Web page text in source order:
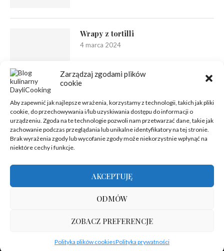
Zarządzaj zgodami plików
cookie
Aby zapewnić jak najlepsze wrażenia, korzystamy z technologii, takich jak pliki
cookie, do przechowywania i/lub uzyskiwania dostępu do informacji o
urządzeniu. Zgoda na te technologie pozwoli nam przetwarzać dane, takie jak
zachowanie podczas przeglądania lub unikalne identyfikatory na tej stronie.
Brak wyrażenia zgody lub wycofanie zgody może niekorzystnie wpłynąć na
niektóre cechy i funkcje.
AKCEPTUJĘ
ODMÓW
ZOBACZ PREFERENCJE
Polityka plików cookiesPolityka prywatności
Wrapy z tortilli
4 marca 2024
@2012-2025 - Wszelkie prawa zastrzeżone | Hosting zapewnia